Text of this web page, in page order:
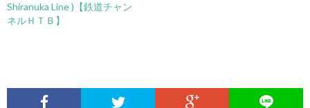
Shiranuka Line )【鉄道チャン
ネルＨＴＢ】